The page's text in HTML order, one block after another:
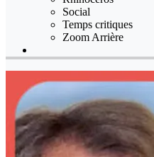
Social
Temps critiques
Zoom Arrière